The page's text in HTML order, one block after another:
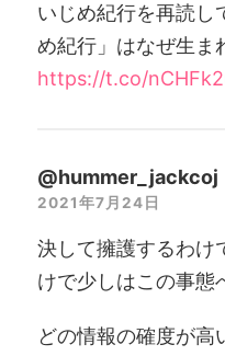
いじめ紀行を再読
め紀行」はなぜ生ま
https://t.co/
@hummer_jackcoj
2021年7月24日
決して擁護するわけ
けで少しはこの事態
どの情報の確度が高